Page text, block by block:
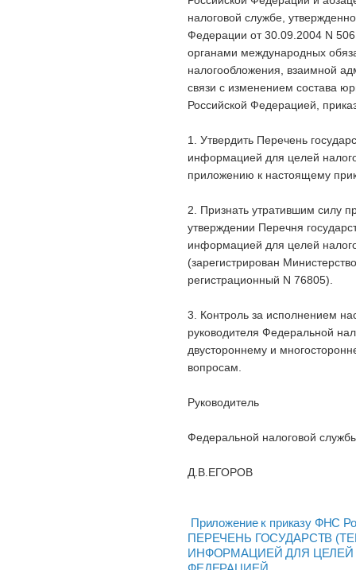
налоговой службе,
Федерации от 30.09.2004 N
органами международных
налогообложения, взаимной
связи с изменением состава
Российской Федерацией,
1. Утвердить Перечень
информацией для целей
приложению к настоящему
2. Признать утратившим силу
утверждении Перечня
информацией для целей
(зарегистрирован
регистрационный N 76805).
3. Контроль за исполнением
руководителя Федеральной
двустороннему и
вопросам.
Руководитель
Федеральной налоговой
Д.В.ЕГОРОВ
Приложение к приказу ФНС
ПЕРЕЧЕНЬ ГОСУДАРСТВ
ИНФОРМАЦИЕЙ ДЛЯ